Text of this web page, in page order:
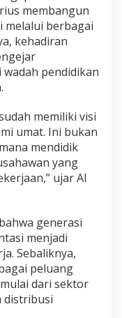
membangun
melalui berbagai
kehadiran
pendidikan
memiliki visi
umat. Ini bukan
mendidik
yang
ujar Al
generasi
menjadi
Sebaliknya,
peluang
dari sektor
distribusi